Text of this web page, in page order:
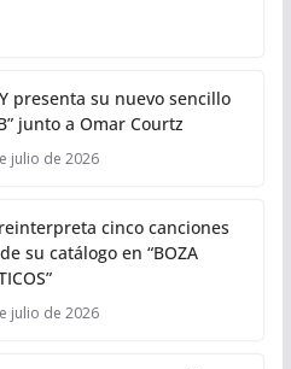
presenta su nuevo sencillo
junto a Omar Courtz
julio de 2026
cinco canciones
su catálogo en “BOZA
julio de 2026